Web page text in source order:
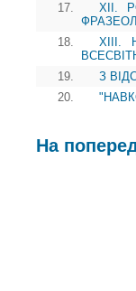
17.
XII.
18.
XIII.
19.
З
20.
На